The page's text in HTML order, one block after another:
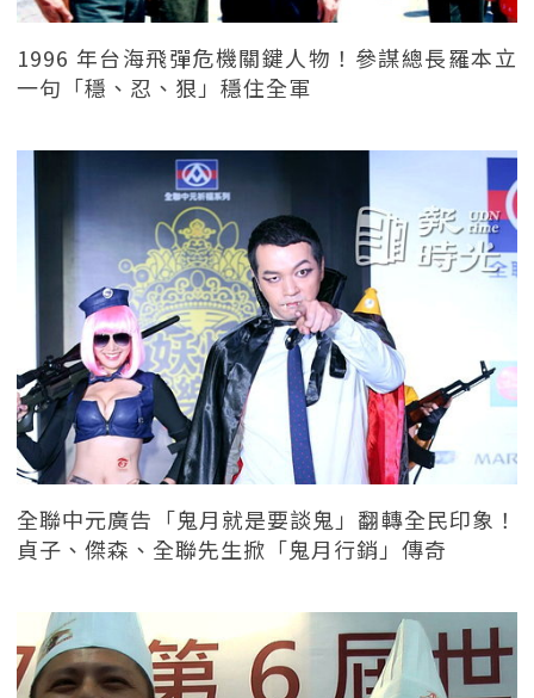
1996 年台海飛彈危機關鍵人物！參謀總長羅本立
一句「穩、忍、狠」穩住全軍
全聯中元廣告「鬼月就是要談鬼」翻轉全民印象！
貞子、傑森、全聯先生掀「鬼月行銷」傳奇